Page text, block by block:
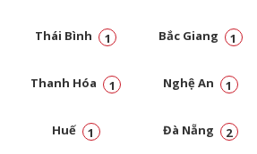
Thái Bình 1 Bắc Giang 1
Thanh Hóa 1 Nghệ An 1
Huế 1 Đà Nẵng 2